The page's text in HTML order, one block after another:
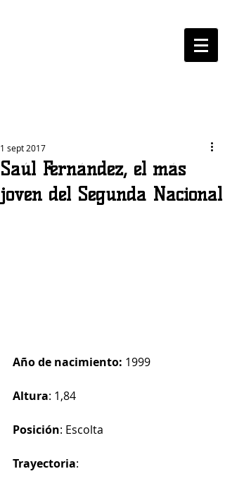
Saúl Fernández, el más
joven del Segunda Nacional
1 sept 2017
Año de nacimiento: 1999
Altura: 1,84
Posición: Escolta
Trayectoria: